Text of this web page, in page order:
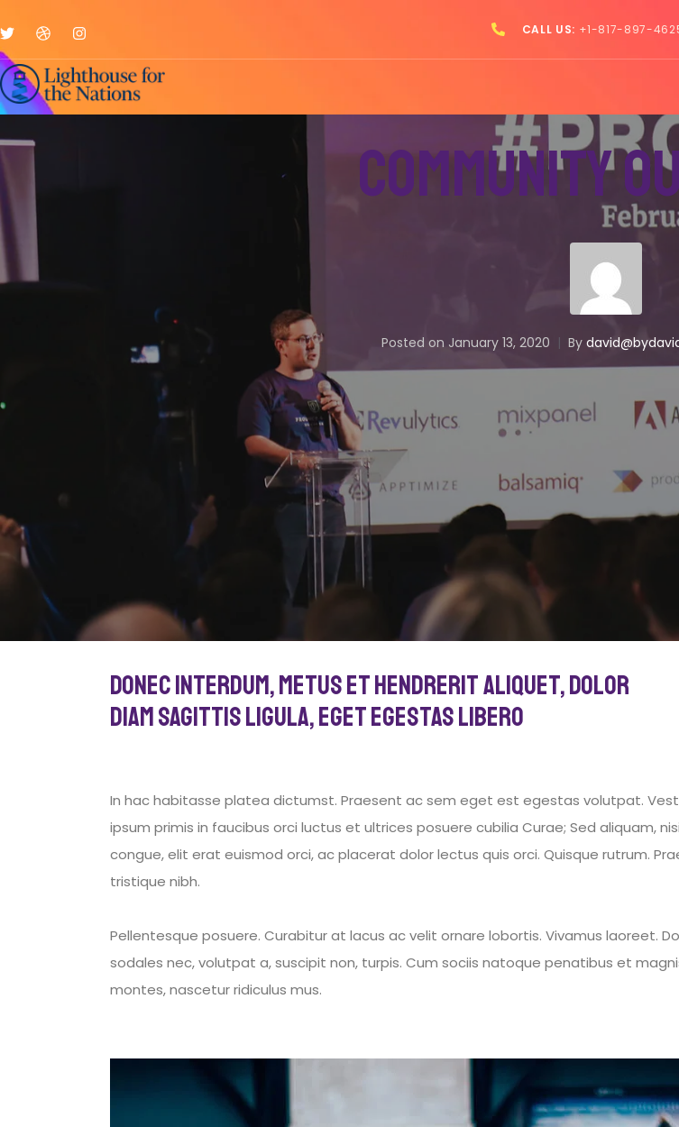
CALL US: +1-817-897-
Community
Posted on January 13, 2020 By
Donec interdum, metus et hendrerit aliquet, dolor
diam sagittis ligula, eget egestas libero
In hac habitasse platea dictumst. Praesent ac sem eget est egestas volutpat.
ipsum primis in faucibus orci luctus et ultrices posuere cubilia Curae; Sed aliquam,
congue, elit erat euismod orci, ac placerat dolor lectus quis orci. Quisque rutrum.
tristique nibh.
Pellentesque posuere. Curabitur at lacus ac velit ornare lobortis. Vivamus laoreet.
sodales nec, volutpat a, suscipit non, turpis. Cum sociis natoque penatibus et
montes, nascetur ridiculus mus.